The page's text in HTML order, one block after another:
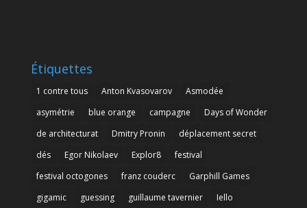
Étiquettes
1 contre tous Anton Kvasovarov
Asmodée
asymétrie
blue orange campagne
Days of Wonder
de architecturat
Dmitry Pronin
déplacement secret
dés
Egor Nikolaev Explor8
festival
festival octogones
franz couderc
Garphill Games
gigamic
guessing guillaume tavernier
Iello